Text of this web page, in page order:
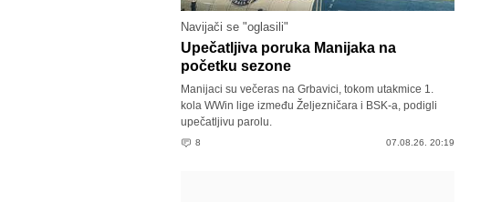
Navijači se "oglasili"
Upečatljiva poruka Manijaka na
početku sezone
Manijaci su večeras na Grbavici, tokom utakmice 1.
kola WWin lige između Željezničara i BSK-a, podigli
upečatljivu parolu.
8 07.08.26. 20:19